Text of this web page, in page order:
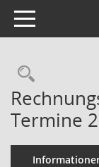
Toggle navigation
Termine